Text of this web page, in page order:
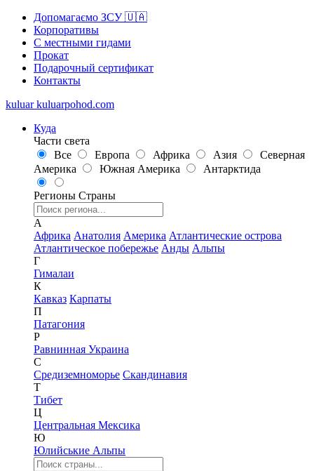
Допомагаємо ЗСУ 🇺🇦
Корпоративы
С местными гидами
Прокат
Подарочный сертификат
Контакты
kuluar kuluarpohod.com
Куда
Части света
Все
Европа Африка Азия
Северная
Америка
Южная Америка Антарктида
Регионы Страны
А
Африка Анатолия Америка Атлантические острова
Атлантическое побережье Анды Альпы
Г
Гималаи
К
Кавказ Карпаты
П
Патагония
Р
Равнинная Украина
С
Средиземноморье Скандинавия
Т
Тибет
Ц
Центральная Мексика
Ю
Юлийськие Альпы